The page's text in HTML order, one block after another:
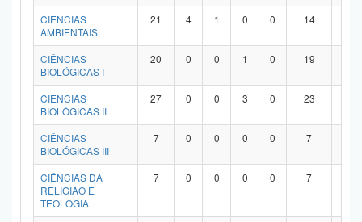
CIÊNCIAS
AMBIENTAIS
21 4 1 0 0 14
CIÊNCIAS
BIOLÓGICAS I
20 0 0 1 0 19
CIÊNCIAS
BIOLÓGICAS II
27 0 0 3 0 23
CIÊNCIAS
BIOLÓGICAS III
7 0 0 0 0 7
CIÊNCIAS DA
RELIGIÃO E
TEOLOGIA
7 0 0 0 0 7